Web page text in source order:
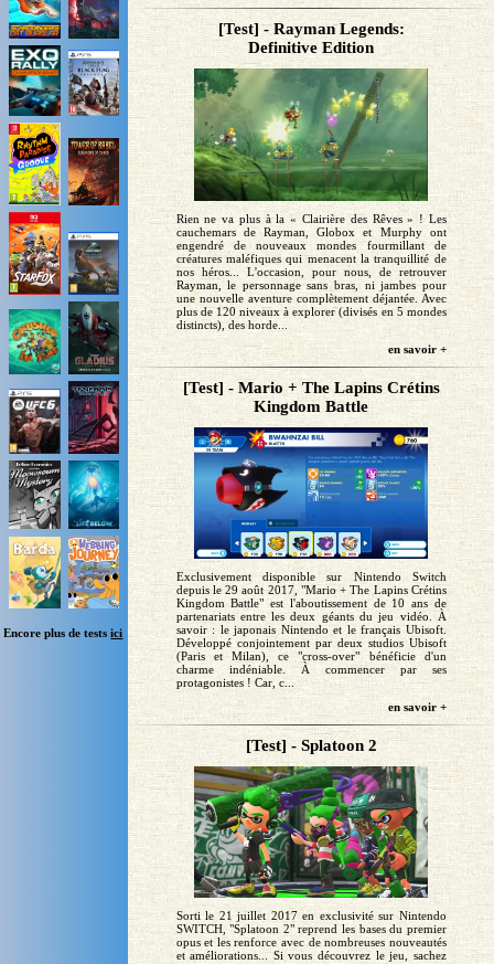
Encore plus de testsici
[Test] - Rayman Legends:
Definitive Edition
Rien ne va plus à la « Clairière des Rêves » ! Les
cauchemars de Rayman, Globox et Murphy ont
engendré de nouveaux mondes fourmillant de
créatures maléfiques qui menacent la tranquillité de
nos héros... L'occasion, pour nous, de retrouver
Rayman, le personnage sans bras, ni jambes pour
une nouvelle aventure complètement déjantée. Avec
plus de 120 niveaux à explorer (divisés en 5 mondes
distincts), des horde...
en savoir +
[Test] - Mario + The Lapins Crétins
Kingdom Battle
Exclusivement disponible sur Nintendo Switch
depuis le 29 août 2017, "Mario + The Lapins Crétins
Kingdom Battle" est l'aboutissement de 10 ans de
partenariats entre les deux géants du jeu vidéo. À
savoir : le japonais Nintendo et le français Ubisoft.
Développé conjointement par deux studios Ubisoft
(Paris et Milan), ce "cross-over" bénéficie d'un
charme indéniable. À commencer par ses
protagonistes ! Car, c...
en savoir +
[Test] - Splatoon 2
Sorti le 21 juillet 2017 en exclusivité sur Nintendo
SWITCH, "Splatoon 2" reprend les bases du premier
opus et les renforce avec de nombreuses nouveautés
et améliorations... Si vous découvrez le jeu, sachez